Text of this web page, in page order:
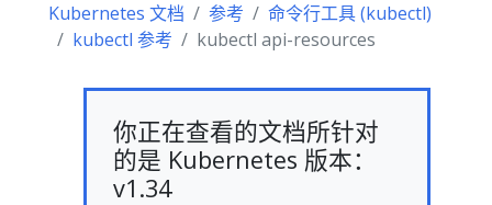
Kubernetes 文档 参考
命令行工具 (kubectl)
kubectl 参考
kubectl api-resources
你正在查看的文档所针对
的是 Kubernetes 版本：
v1.34